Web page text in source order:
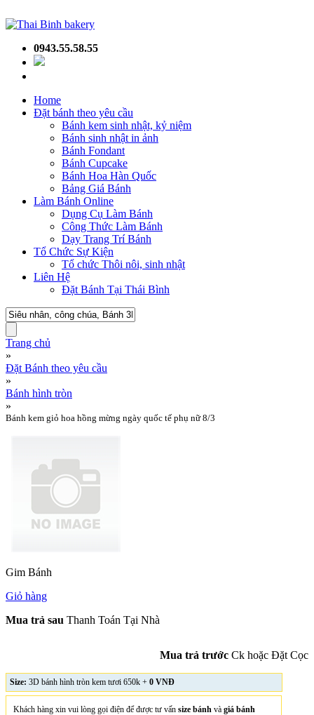
0943.55.58.55
Home
Đặt bánh theo yêu cầu
Bánh kem sinh nhật, kỷ niệm
Bánh sinh nhật in ảnh
Bánh Fondant
Bánh Cupcake
Bánh Hoa Hàn Quốc
Bảng Giá Bánh
Làm Bánh Online
Dụng Cụ Làm Bánh
Công Thức Làm Bánh
Dạy Trang Trí Bánh
Tổ Chức Sự Kiện
Tổ chức Thôi nôi, sinh nhật
Liên Hệ
Đặt Bánh Tại Thái Bình
Trang chủ
»
Đặt Bánh theo yêu cầu
»
Bánh hình tròn
»
Bánh kem giỏ hoa hồng mừng ngày quốc tế phụ nữ 8/3
Gim Bánh
Giỏ hàng
Mua trả sau Thanh Toán Tại Nhà
Mua trả trước Ck hoặc Đặt Cọc
Size: 3D bánh hình tròn kem tươi 650k + 0 VNĐ
Khách hàng xin vui lòng gọi điện để được tư vấn size bánh và giá bánh